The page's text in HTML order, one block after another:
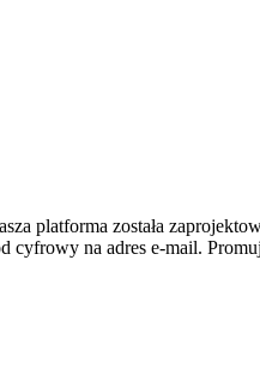
platforma została
cyfrowy na adres e-mail.